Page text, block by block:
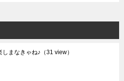
しまなきゃね♪ （31 view）